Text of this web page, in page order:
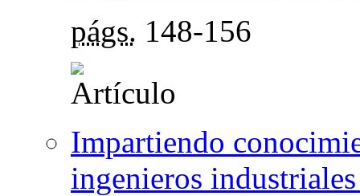
págs. 148-156
Impartiendo
ingenieros